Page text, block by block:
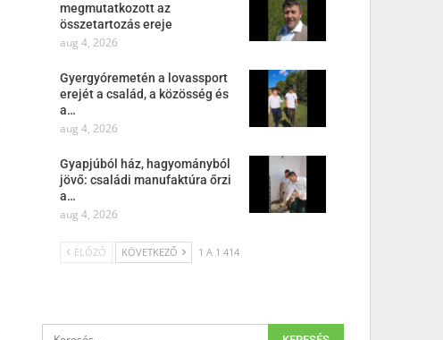
megmutatkozott az
összetartozás ereje
aug 4, 2026
Gyergyóremetén a lovassport
erejét a család, a közösség és
a…
aug 4, 2026
Gyapjúból ház, hagyományból
jövő: családi manufaktúra őrzi
a…
aug 4, 2026
ELŐZŐ KÖVETKEZŐ 1 A 1 414